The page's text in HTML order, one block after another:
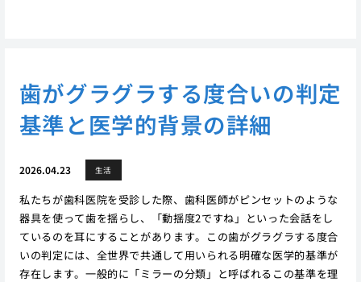
歯がグラグラする度合いの判定
基準と医学的背景の詳細
2026.04.23 生活
私たちが歯科医院を受診した際、歯科医師がピンセットのような
器具を使って歯を揺らし、「動揺度2ですね」といった会話をし
ているのを耳にすることがあります。この歯がグラグラする度合
いの判定には、全世界で共通して用いられる明確な医学的基準が
存在します。一般的に「ミラーの分類」と呼ばれるこの基準を理